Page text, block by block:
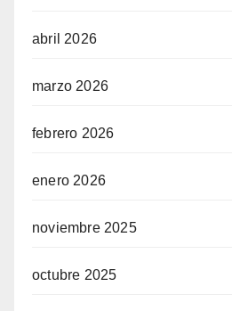
abril 2026
marzo 2026
febrero 2026
enero 2026
noviembre 2025
octubre 2025